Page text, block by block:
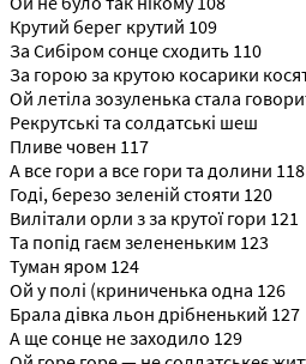
Крутий берег крутий 109
За Сибіром сонце сходить 110
За горою за крутою косарики
Ой летіла зозуленька стала
Рекрутські та солдатські шеш
Пливе човен 117
А все гори а все гори та долини 118
Годі, березо зеленій стояти 120
Вилітали орли з за крутої гори 121
Та попід гаєм зелененьким 123
Туман яром 124
Ой у полі (криниченька одна 126
Брала дівка льон дрібненький 127
А ще сонце не заходило 129